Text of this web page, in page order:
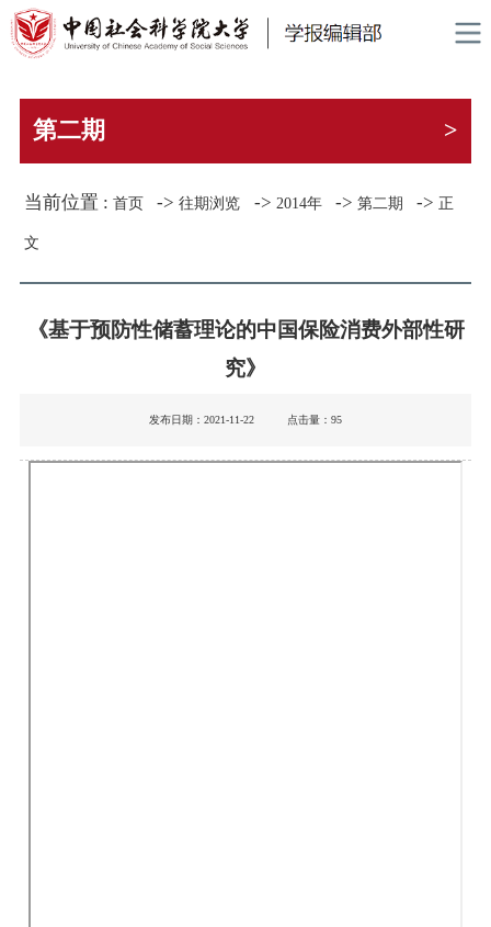
第二期 >
当前位置 :首页 ->往期浏览 -> 2014年 ->第二期 ->正
文
《基于预防性储蓄理论的中国保险消费外部性研
究》
发布日期：2021-11-22 点击量： 95